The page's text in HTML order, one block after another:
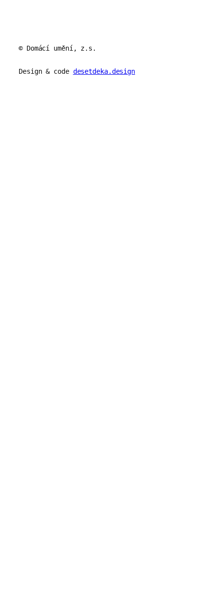
© Domácí umění, z.s.
Design & code desetdeka.design